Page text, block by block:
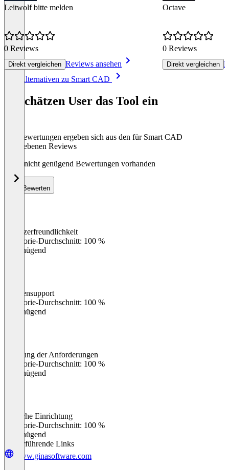
Leitwolf bitte melden
0 Reviews
Direkt vergleichen Reviews ansehen
Octave
0 Reviews
Direkt vergleichen
Alle Alternativen zu Smart CAD
So schätzen User das Tool ein
Die Bewertungen ergeben sich aus den für Smart CAD
abgegebenen Reviews
Noch nicht genügend Bewertungen vorhanden
Bewerten
Benutzerfreundlichkeit
Kategorie-Durchschnitt: 100 %
Ungenügend
Kundensupport
Kategorie-Durchschnitt: 100 %
Ungenügend
Erfüllung der Anforderungen
Kategorie-Durchschnitt: 100 %
Ungenügend
Einfache Einrichtung
Kategorie-Durchschnitt: 100 %
Ungenügend
Weiterführende Links
www.ginasoftware.com